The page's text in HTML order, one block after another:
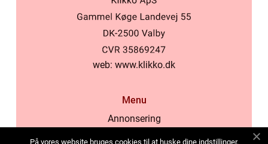
web: www.klikko.dk
Menu
Annonsering
På vores website bruges cookies til at huske dine indstillinger,